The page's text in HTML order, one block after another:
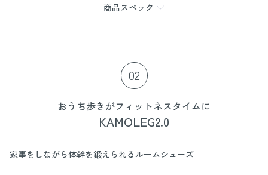
商品スペック
材質：TPE(エラストマー)
サイズ：W約130mm×H約36mm
02
おうち歩きがフィットネスタイムに
KAMOLEG2.0
家事をしながら体幹を鍛えられるルームシューズ